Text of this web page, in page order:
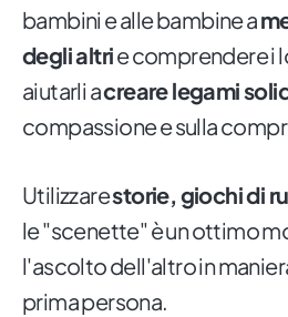
bambini e alle bambine a
degli altrie comprendere i
aiutarli acreare legami
compassione e sulla
Utilizzarestorie, giochi di
le "scenette" è un ottimo
l'ascolto dell'altro in
prima persona.